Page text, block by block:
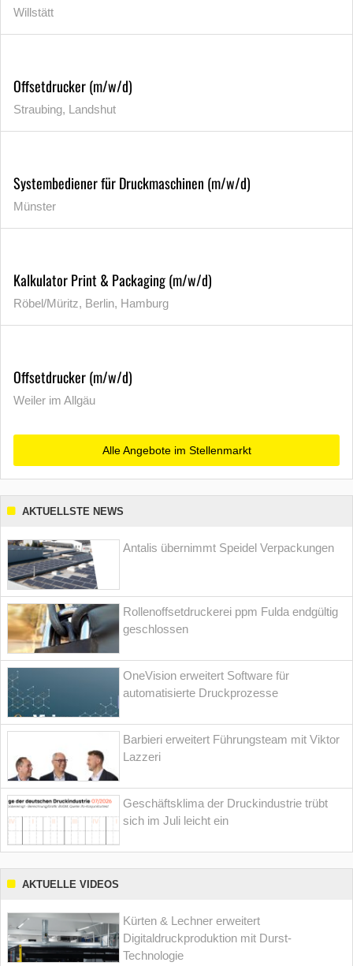
Willstätt
Offsetdrucker (m/w/d)
Straubing, Landshut
Systembediener für Druckmaschinen (m/w/d)
Münster
Kalkulator Print & Packaging (m/w/d)
Röbel/Müritz, Berlin, Hamburg
Offsetdrucker (m/w/d)
Weiler im Allgäu
Alle Angebote im Stellenmarkt
AKTUELLSTE NEWS
Antalis übernimmt Speidel Verpackungen
Rollenoffsetdruckerei ppm Fulda endgültig
geschlossen
OneVision erweitert Software für
automatisierte Druckprozesse
Barbieri erweitert Führungsteam mit Viktor
Lazzeri
Geschäftsklima der Druckindustrie trübt
sich im Juli leicht ein
AKTUELLE VIDEOS
Kürten & Lechner erweitert
Digitaldruckproduktion mit Durst-
Technologie